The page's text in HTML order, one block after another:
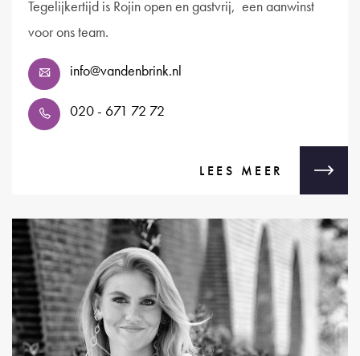
Tegelijkertijd is Rojin open en gastvrij, een aanwinst
voor ons team.
info@vandenbrink.nl
020 - 671 72 72
LEES MEER